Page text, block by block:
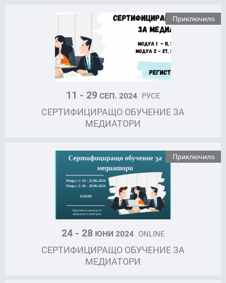
Приключило
11 - 29СЕП. 2024 РУСЕ
СЕРТИФИЦИРАЩО ОБУЧЕНИЕ ЗА
МЕДИАТОРИ
Приключило
24 - 28 ЮНИ 2024 ONLINE
СЕРТИФИЦИРАЩО ОБУЧЕНИЕ ЗА
МЕДИАТОРИ